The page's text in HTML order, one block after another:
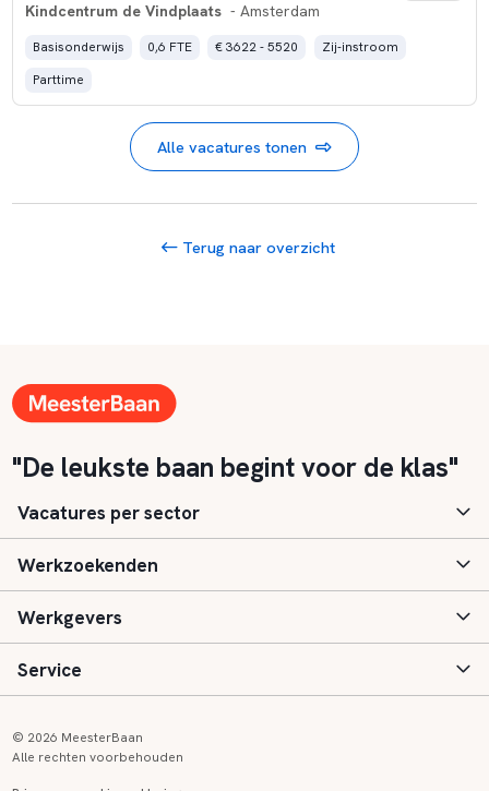
Kindcentrum de Vindplaats - Amsterdam
Basisonderwijs 0,6 FTE € 3622 - 5520
Zij-instroom
Parttime
Alle vacatures tonen
Terug naar overzicht
"De leukste baan begint voor de klas"
Vacatures per sector
Basisonderwijs
Speciaal (basis) onderwijs
Voortgezet onderwijs
Werkzoekenden
Aanmelden
Vacatures
Werkgevers
Inloggen
Service
© 2026 MeesterBaan
Alle rechten voorbehouden